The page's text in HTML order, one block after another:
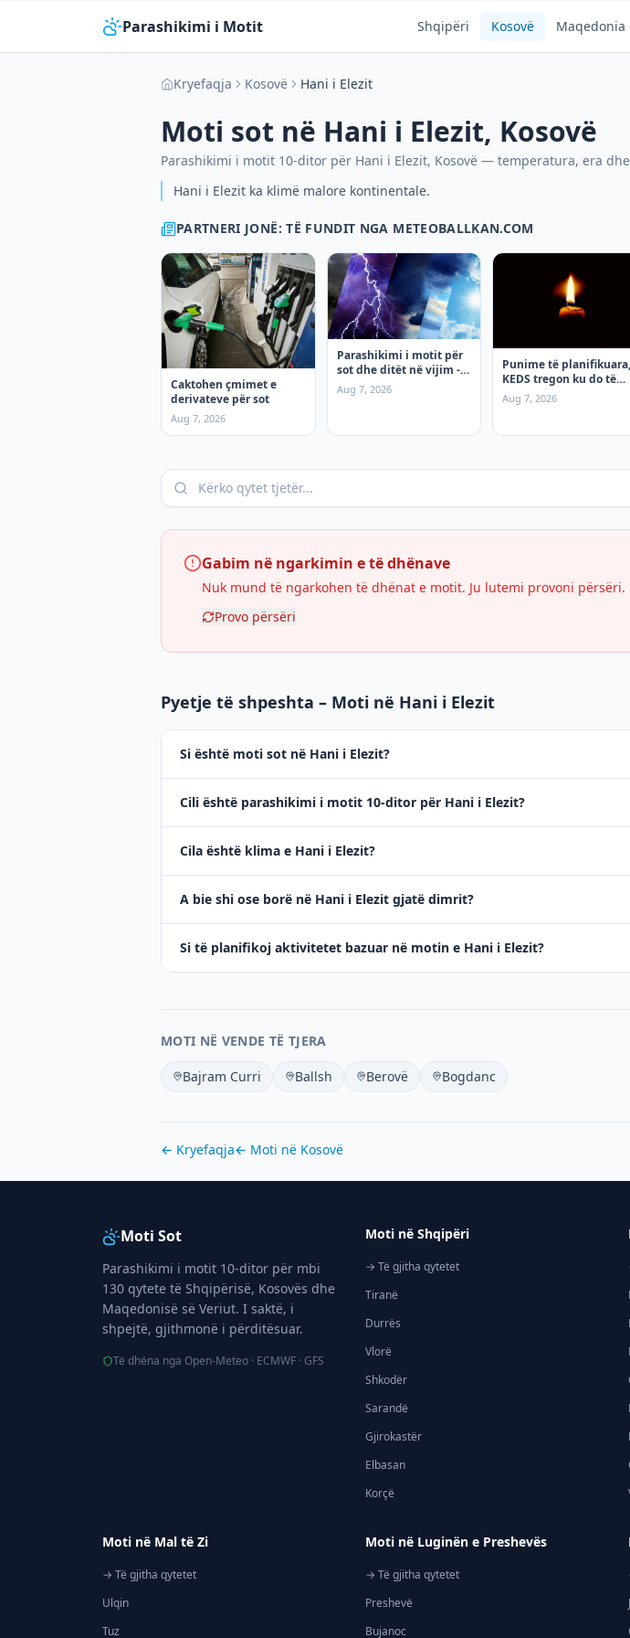
Parashikimi i Motit Shqipëri Kosovë Maqedonia
Kryefaqja Kosovë Hani i Elezit
Moti sot në Hani i Elezit, Kosovë
Parashikimi i motit 10-ditor për Hani i Elezit, Kosovë — temperatura, era
Hani i Elezit ka klimë malore kontinentale.
PARTNERI JONË: TË FUNDIT NGA METEOBALLKAN.COM
Caktohen çmimet e
derivateve për sot
Aug 7, 2026
Parashikimi i motit për
sot dhe ditët në vijim - e
premte
Aug 7, 2026
Punime të planifikuara,
KEDS tregon ku do të
ketë ndërprerje të
rrymës premten!
Aug 7, 2026
Gabim në ngarkimin e të dhënave
Nuk mund të ngarkohen të dhënat e motit. Ju lutemi provoni përsëri.
Provo përsëri
Pyetje të shpeshta – Moti në Hani i Elezit
Si është moti sot në Hani i Elezit?
Cili është parashikimi i motit 10-ditor për Hani i Elezit?
Cila është klima e Hani i Elezit?
A bie shi ose borë në Hani i Elezit gjatë dimrit?
Si të planifikoj aktivitetet bazuar në motin e Hani i Elezit?
MOTI NË VENDE TË TJERA
Bajram Curri Ballsh Berovë Bogdanc
← Kryefaqja← Moti në Kosovë
Moti Sot
Parashikimi i motit 10-ditor për mbi
130 qytete të Shqipërisë, Kosovës dhe
Maqedonisë së Veriut. I saktë, i
shpejtë, gjithmonë i përditësuar.
Të dhëna nga Open-Meteo · ECMWF · GFS
Moti në Shqipëri
→ Të gjitha qytetet
Tiranë
Durrës
Vlorë
Shkodër
Sarandë
Gjirokastër
Elbasan
Korçë
Moti në Mal të Zi
→ Të gjitha qytetet
Ulqin
Tuz
Moti në Luginën e Preshevës
→ Të gjitha qytetet
Preshevë
Bujanoc